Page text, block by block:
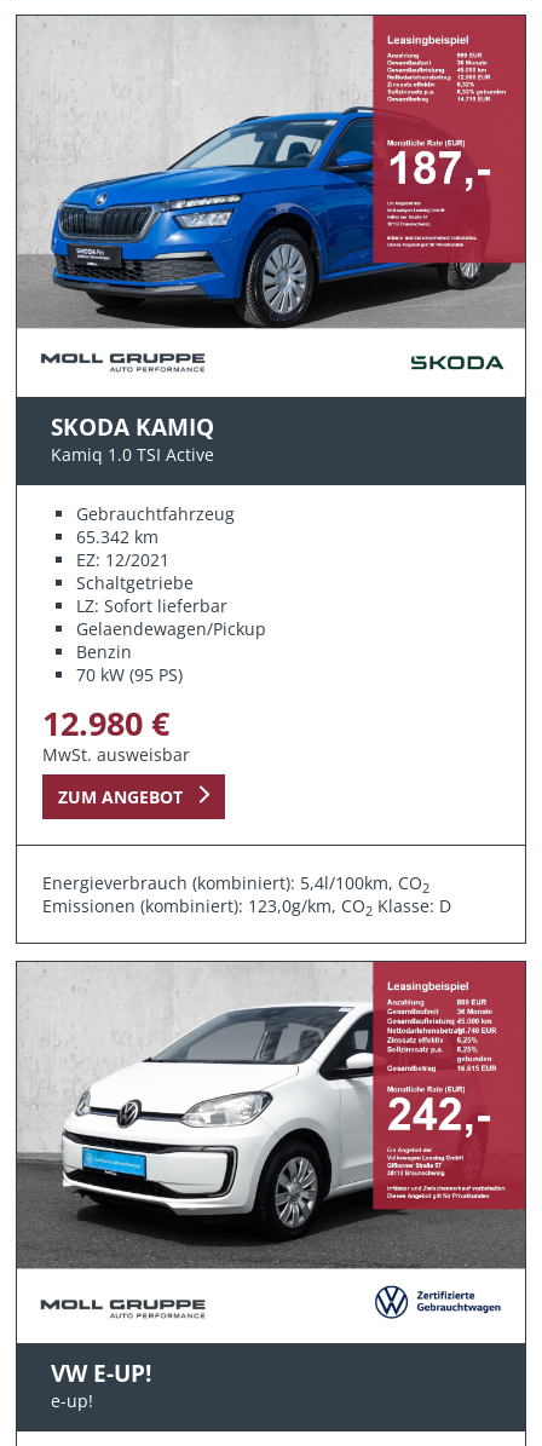
SKODA KAMIQ
Kamiq 1.0 TSI Active
Gebrauchtfahrzeug
65.342 km
EZ: 12/2021
Schaltgetriebe
LZ: Sofort lieferbar
Gelaendewagen/Pickup
Benzin
70 kW (95 PS)
12.980 €
MwSt. ausweisbar
ZUM ANGEBOT
Energieverbrauch (kombiniert): 5,4l/100km, CO2
Emissionen (kombiniert): 123,0g/km, CO2 Klasse: D
VW E-UP!
e-up!